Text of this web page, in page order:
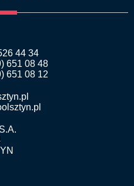
44 34
651 08 48
651 08 12